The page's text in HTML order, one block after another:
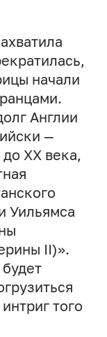
начали
Англии
—
до ХХ века,
Уильямса
II)».
того